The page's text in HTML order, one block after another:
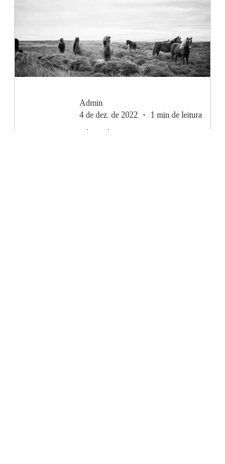
Admin
4 de dez. de 2022
1 min de leitura